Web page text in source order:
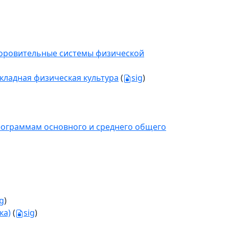
системы физической
физическая культура ( sig)
основного и среднего общего
)
( sig)